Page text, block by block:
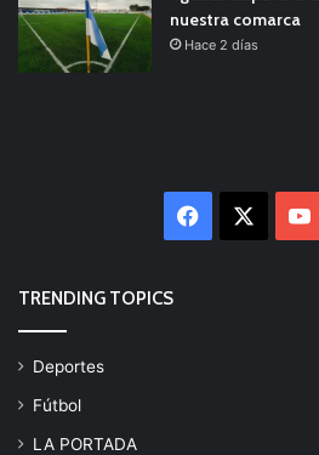
nuestra comarca
Hace 2 días
Facebook
TRENDING TOPICS
Deportes
Fútbol
LA PORTADA